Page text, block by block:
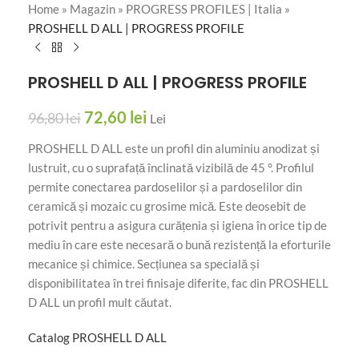
Home » Magazin » PROGRESS PROFILES | Italia »
PROSHELL D ALL | PROGRESS PROFILE
PROSHELL D ALL | PROGRESS PROFILE
96,80lei 72,60 lei Lei
PROSHELL D ALL este un profil din aluminiu anodizat și
lustruit, cu o suprafață înclinată vizibilă de 45 °. Profilul
permite conectarea pardoselilor și a pardoselilor din
ceramică și mozaic cu grosime mică. Este deosebit de
potrivit pentru a asigura curățenia și igiena în orice tip de
mediu în care este necesară o bună rezistență la eforturile
mecanice și chimice. Secțiunea sa specială și
disponibilitatea în trei finisaje diferite, fac din PROSHELL
D ALL un profil mult căutat.
Catalog PROSHELL D ALL